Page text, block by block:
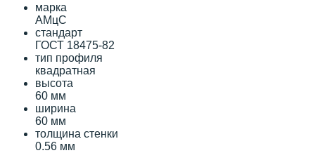
марка
АМцС
стандарт
ГОСТ 18475-82
тип профиля
квадратная
высота
60 мм
ширина
60 мм
толщина стенки
0.56 мм